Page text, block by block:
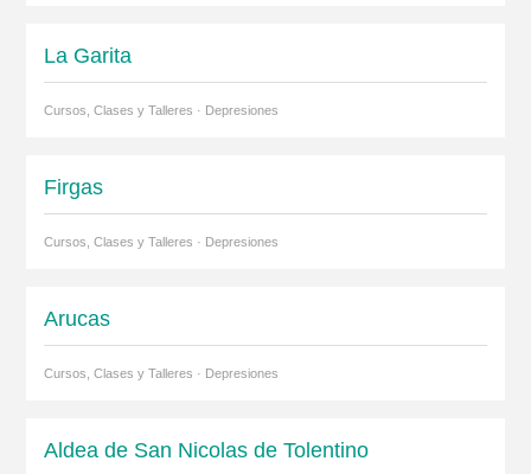
La Garita
Cursos, Clases y Talleres · Depresiones
Firgas
Cursos, Clases y Talleres · Depresiones
Arucas
Cursos, Clases y Talleres · Depresiones
Aldea de San Nicolas de Tolentino